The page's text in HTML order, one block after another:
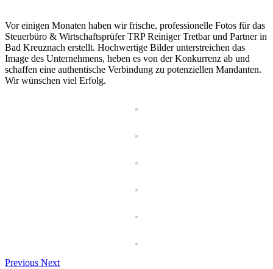
Vor einigen Monaten haben wir frische, professionelle Fotos für das
Steuerbüro & Wirtschaftsprüfer TRP Reiniger Tretbar und Partner in
Bad Kreuznach erstellt. Hochwertige Bilder unterstreichen das
Image des Unternehmens, heben es von der Konkurrenz ab und
schaffen eine authentische Verbindung zu potenziellen Mandanten.
Wir wünschen viel Erfolg.
Previous Next